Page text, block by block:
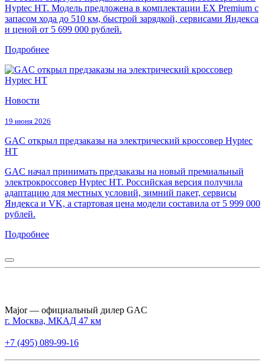
Hyptec HT. Модель предложена в комплектации EX Premium с
запасом хода до 510 км, быстрой зарядкой, сервисами Яндекса
и ценой от 5 699 000 рублей.
Подробнее
Новости
19 июня 2026
GAC открыл предзаказы на электрический кроссовер Hyptec
HT
GAC начал принимать предзаказы на новый премиальный
электрокроссовер Hyptec HT. Российская версия получила
адаптацию для местных условий, зимний пакет, сервисы
Яндекса и VK, а стартовая цена модели составила от 5 999 000
рублей.
Подробнее
Major — официальный дилер GAC
г. Москва, МКАД 47 км
+7 (495) 089-99-16